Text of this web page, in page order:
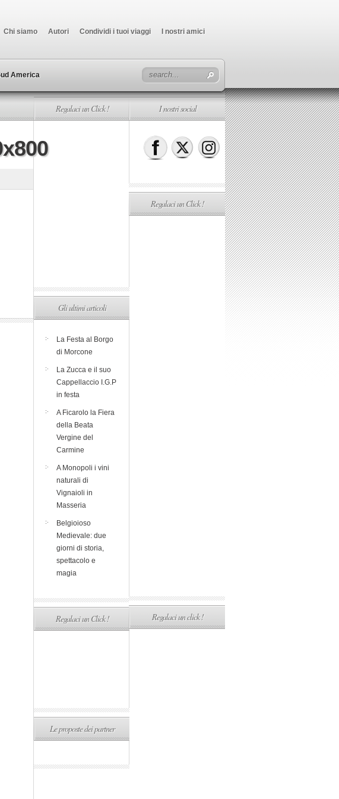
Chi siamo Autori Condividi i tuoi viaggi I nostri amici
America
Regalaci un Click !
Gli ultimi articoli
La Festa al Borgo
di Morcone
La Zucca e il suo
Cappellaccio I.G.P
in festa
A Ficarolo la Fiera
della Beata
Vergine del
Carmine
A Monopoli i vini
naturali di
Vignaioli in
Masseria
Belgioioso
Medievale: due
giorni di storia,
spettacolo e
magia
Regalaci un Click !
Le proposte dei partner
I nostri social
Regalaci un Click !
Regalaci un click !